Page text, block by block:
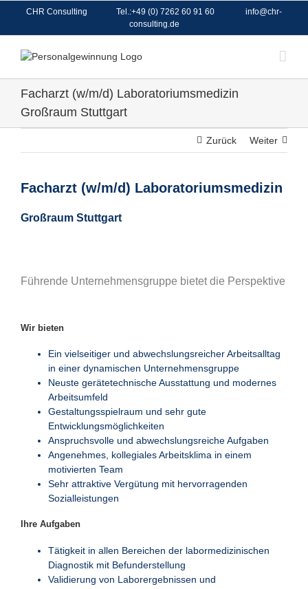
springen
CHR Consulting Tel.:+49 (0) 7262 60 91 60 info@chr-
consulting.de
Facharzt (w/m/d) Laboratoriumsmedizin
Großraum Stuttgart
Zurück Weiter
Facharzt (w/m/d) Laboratoriumsmedizin
Großraum Stuttgart
Führende Unternehmensgruppe bietet die Perspektive
Wir bieten
Ein vielseitiger und abwechslungsreicher Arbeitsalltag
in einer dynamischen Unternehmensgruppe
Neuste gerätetechnische Ausstattung und modernes
Arbeitsumfeld
Gestaltungsspielraum und sehr gute
Entwicklungsmöglichkeiten
Anspruchsvolle und abwechslungsreiche Aufgaben
Angenehmes, kollegiales Arbeitsklima in einem
motivierten Team
Sehr attraktive Vergütung mit hervorragenden
Sozialleistungen
Ihre Aufgaben
Tätigkeit in allen Bereichen der labormedizinischen
Diagnostik mit Befunderstellung
Validierung von Laborergebnissen und